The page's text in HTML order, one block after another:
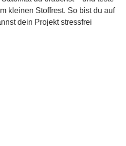
kleinen Stoffrest. So bist du auf
dein Projekt stressfrei